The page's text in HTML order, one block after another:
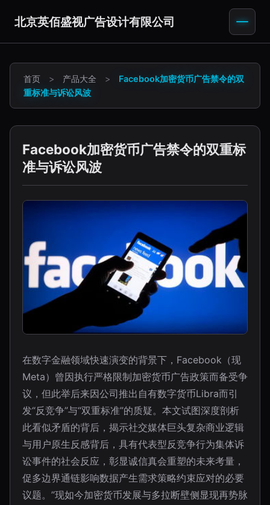
北京英佰盛视广告设计有限公司
首页 > 产品大全 >
Facebook加密货币广告禁令的双
重标准与诉讼风波
Facebook加密货币广告禁令的双重标
准与诉讼风波
在数字金融领域快速演变的背景下，Facebook（现
Meta）曾因执行严格限制加密货币广告政策而备受争
议，但此举后来因公司推出自有数字货币Libra而引
发“反竞争”与“双重标准”的质疑。本文试图深度剖析
此看似矛盾的背后，揭示社交媒体巨头复杂商业逻辑
与用户原生反感背后，具有代表型反竞争行为集体诉
讼事件的社会反应，彰显诚信真会重塑的未来考量，
促多边界通链影响数据产生需求策略约束应对的必要
议题。”现如今加密货币发展与多拉断壁侧显现再势脉